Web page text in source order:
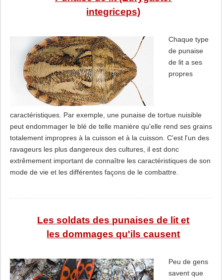
integriceps)
Chaque type
de punaise
de lit a ses
propres
caractéristiques. Par exemple, une punaise de tortue nuisible
peut endommager le blé de telle manière qu'elle rend ses grains
totalement impropres à la cuisson et à la cuisson. C'est l'un des
ravageurs les plus dangereux des cultures, il est donc
extrêmement important de connaître les caractéristiques de son
mode de vie et les différentes façons de le combattre.
Les soldats des punaises de lit et
les dommages qu'ils causent
Peu de gens
savent que